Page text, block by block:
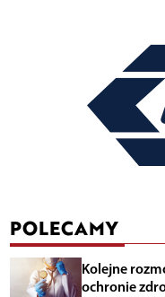
POLECAMY
Kolejne
ochronie